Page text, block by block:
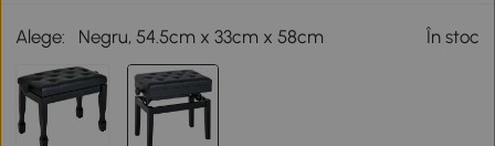
Alege: Negru, 54.5cm x 33cm x 58cm În stoc